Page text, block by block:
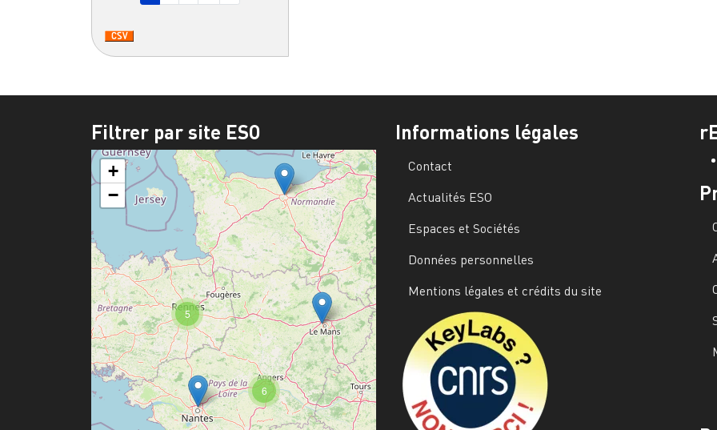
Filtrer par site ESO
6
5
+
−
Informations légales
Contact
Actualités ESO
Espaces et Sociétés
Données personnelles
Mentions légales et crédits du site